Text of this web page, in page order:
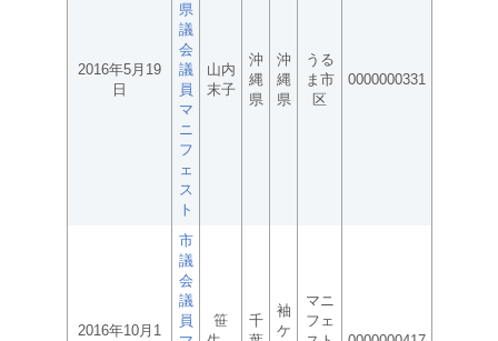
2016年5月19
日
県
議
会
議
員
マ
ニ
フ
ェ
ス
ト
山内
末子
沖
縄
県
沖
縄
県
うる
ま市
区
0000000331
2016年10月1
市
議
会
議
員
笹
千
袖
ケ
マニ
フェ